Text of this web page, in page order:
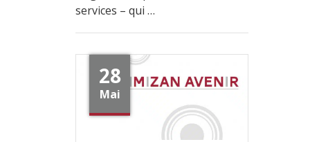
services – qui …
28
Mai